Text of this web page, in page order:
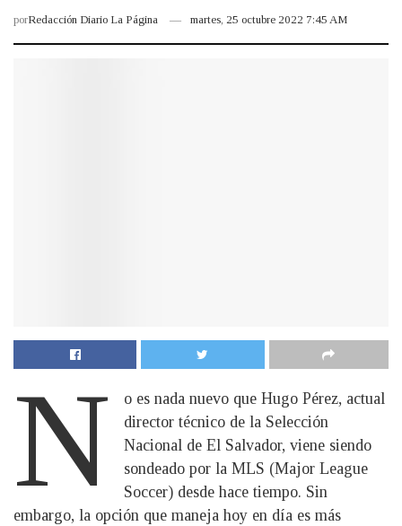
porRedacción Diario La Página martes, 25 octubre 2022 7:45 AM
N
o es nada nuevo que Hugo Pérez, actual
director técnico de la Selección
Nacional de El Salvador, viene siendo
sondeado por la MLS (Major League
Soccer) desde hace tiempo. Sin
embargo, la opción que maneja hoy en día es más